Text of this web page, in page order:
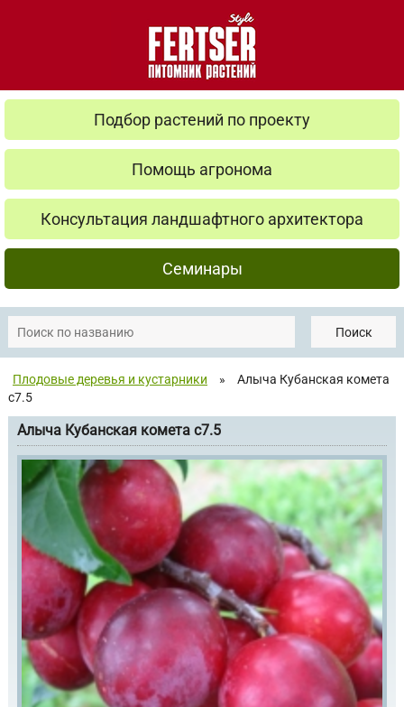
Подбор растений по проекту
Помощь агронома
Консультация ландшафтного архитектора
Семинары
Поиск
Плодовые деревья и кустарники »
Алыча Кубанская комета
с7.5
Алыча Кубанская комета с7.5